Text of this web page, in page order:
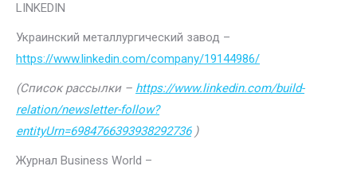
LINKEDIN
Украинский металлургический завод –
https://www.linkedin.com/company/19144986/
(Список рассылки – https://www.linkedin.com/build-
relation/newsletter-follow?
entityUrn=6984766393938292736)
Журнал Business World –